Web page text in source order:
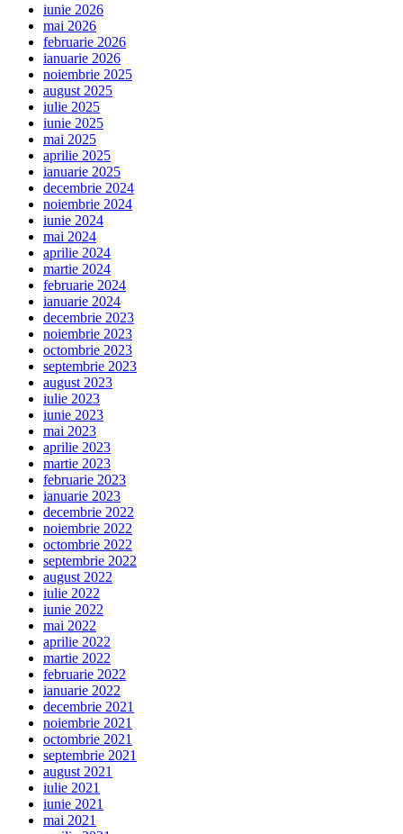
iunie 2026
mai 2026
februarie 2026
ianuarie 2026
noiembrie 2025
august 2025
iulie 2025
iunie 2025
mai 2025
aprilie 2025
ianuarie 2025
decembrie 2024
noiembrie 2024
iunie 2024
mai 2024
aprilie 2024
martie 2024
februarie 2024
ianuarie 2024
decembrie 2023
noiembrie 2023
octombrie 2023
septembrie 2023
august 2023
iulie 2023
iunie 2023
mai 2023
aprilie 2023
martie 2023
februarie 2023
ianuarie 2023
decembrie 2022
noiembrie 2022
octombrie 2022
septembrie 2022
august 2022
iulie 2022
iunie 2022
mai 2022
aprilie 2022
martie 2022
februarie 2022
ianuarie 2022
decembrie 2021
noiembrie 2021
octombrie 2021
septembrie 2021
august 2021
iulie 2021
iunie 2021
mai 2021